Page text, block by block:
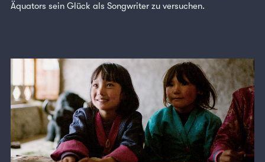
Äquators sein Glück als Songwriter zu versuchen.